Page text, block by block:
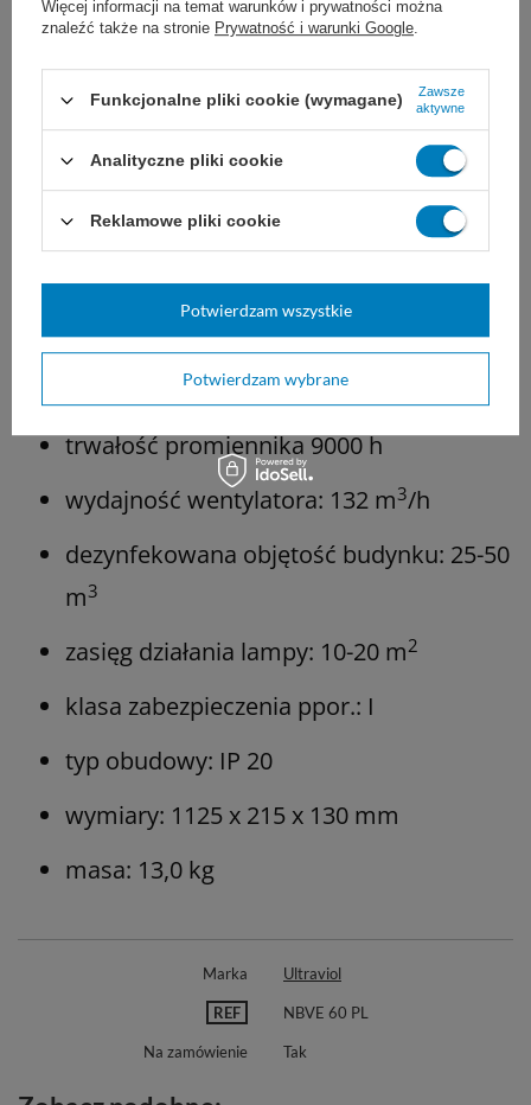
Parametry:
napięcie zasilania: 230 V 50 Hz
pobór mocy: 85 W
promieniowanie UV-C: 2x30 W
trwałość promiennika 9000 h
wydajność wentylatora: 132 m3/h
dezynfekowana objętość budynku: 25-50
m3
zasięg działania lampy: 10-20 m2
klasa zabezpieczenia ppor.: I
typ obudowy: IP 20
wymiary: 1125 x 215 x 130 mm
masa: 13,0 kg
Marka Ultraviol
REF NBVE 60 PL
Na zamówienie Tak
Więcej informacji na temat warunków i prywatności można
znaleźć także na stronie Prywatność i warunki Google.
Funkcjonalne pliki cookie (wymagane)
Zawsze
aktywne
Analityczne pliki cookie
Reklamowe pliki cookie
Potwierdzam wybrane
Potwierdzam wszystkie